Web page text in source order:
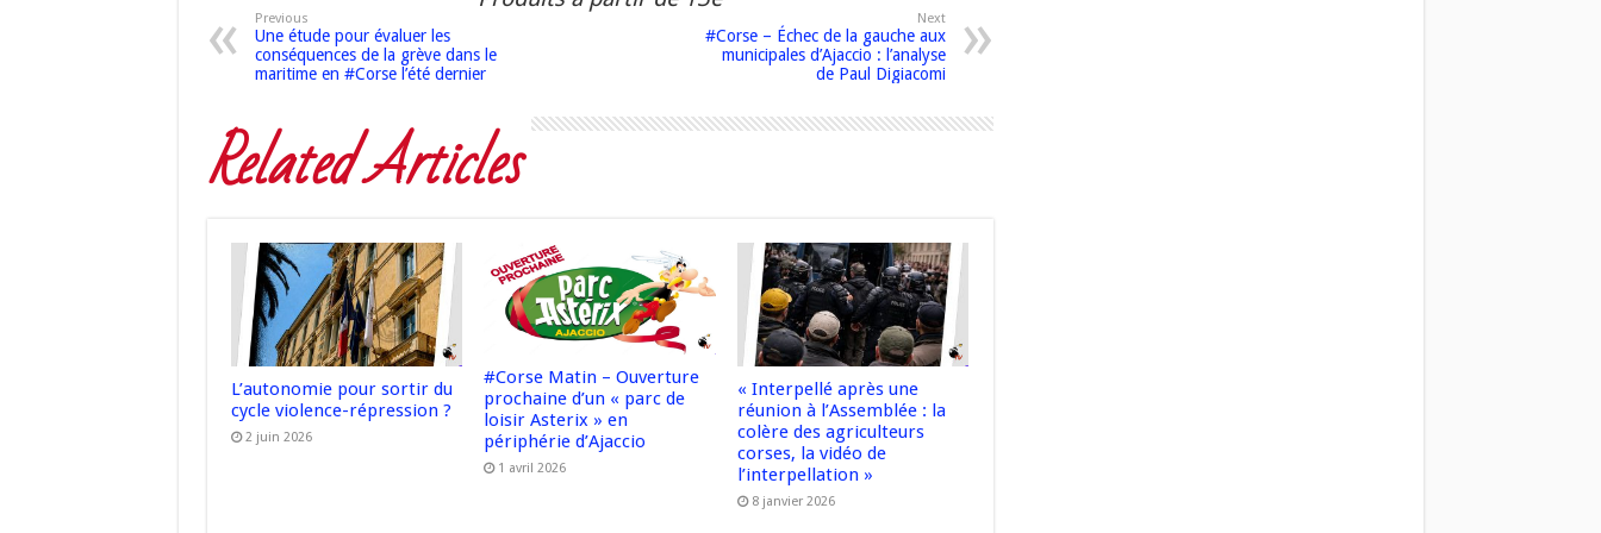
Previous
Une étude pour évaluer les
conséquences de la grève dans le
maritime en #Corse l’été dernier
Next
#Corse – Échec de la gauche aux
municipales d’Ajaccio : l’analyse
de Paul Digiacomi
Related Articles
L’autonomie pour sortir du
cycle violence-répression ?
2 juin 2026
#Corse Matin – Ouverture
prochaine d’un « parc de
loisir Asterix » en
périphérie d’Ajaccio
1 avril 2026
« Interpellé après une
réunion à l’Assemblée : la
colère des agriculteurs
corses, la vidéo de
l’interpellation »
8 janvier 2026